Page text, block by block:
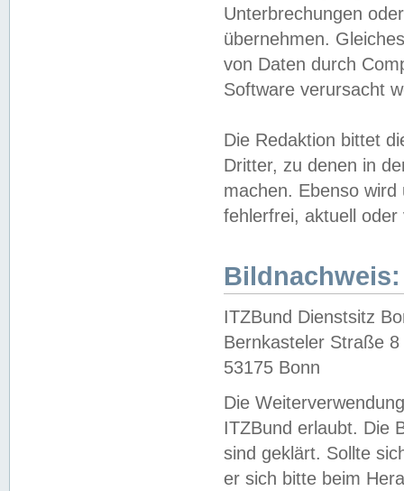
Unterbrechungen
übernehmen.
von Daten durch
Software verursacht
Die Redaktion bittet
Dritter, zu denen in
machen. Ebenso
fehlerfrei, aktuell oder
Bildnachweis:
ITZBund Dienstsitz
Bernkasteler Straße 8
53175 Bonn
Die
ITZBund erlaubt. Die
sind geklärt. Sollte
er sich bitte beim